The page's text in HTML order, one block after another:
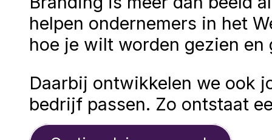
helpen ondernemers in het
hoe je wilt worden gezien en
Daarbij ontwikkelen we ook
bedrijf passen. Zo ontstaat